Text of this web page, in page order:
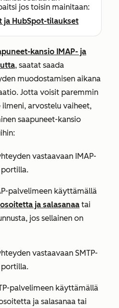
jos toisin mainitaan:
ja HubSpot-tilaukset
kansio IMAP- ja
, saatat saada
muodostamisen aikana
Jotta voisit paremmin
arvostelu vaiheet,
saapuneet-kansio
vastaavaan IMAP-
portilla.
palvelimeen käyttämällä
ja salasanaa tai
jos sellainen on
vastaavaan SMTP-
portilla.
palvelimeen käyttämällä
ja salasanaa tai